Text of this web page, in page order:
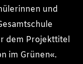
und
dem Projekttitel
im Grünen«.